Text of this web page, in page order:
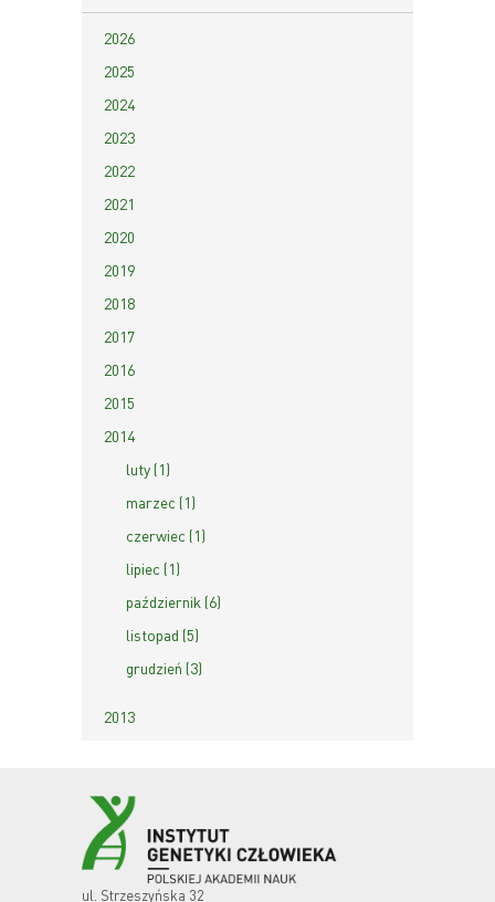
2026
2025
2024
2023
2022
2021
2020
2019
2018
2017
2016
2015
2014
luty (1)
marzec (1)
czerwiec (1)
lipiec (1)
październik (6)
listopad (5)
grudzień (3)
2013
ul. Strzeszyńska 32